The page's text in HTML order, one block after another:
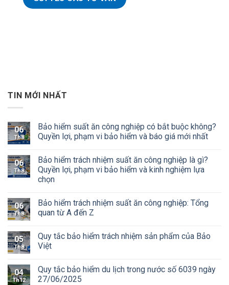
TIN MỚI NHẤT
06
Th8
Bảo hiểm suất ăn công nghiệp có bắt buộc không?
Quyền lợi, phạm vi bảo hiểm và báo giá mới nhất
06
Th8
Bảo hiểm trách nhiệm suất ăn công nghiệp là gì?
Quyền lợi, phạm vi bảo hiểm và kinh nghiệm lựa
chọn
06
Th8
Bảo hiểm trách nhiệm suất ăn công nghiệp: Tổng
quan từ A đến Z
05
Th8
Quy tắc bảo hiểm trách nhiệm sản phẩm của Bảo
Việt
04
Th12
Quy tắc bảo hiểm du lịch trong nước số 6039 ngày
27/06/2025